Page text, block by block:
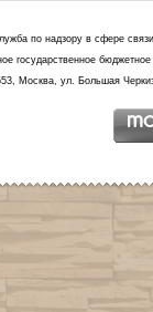
по надзору в сфере
государственное
Москва, ул. Большая